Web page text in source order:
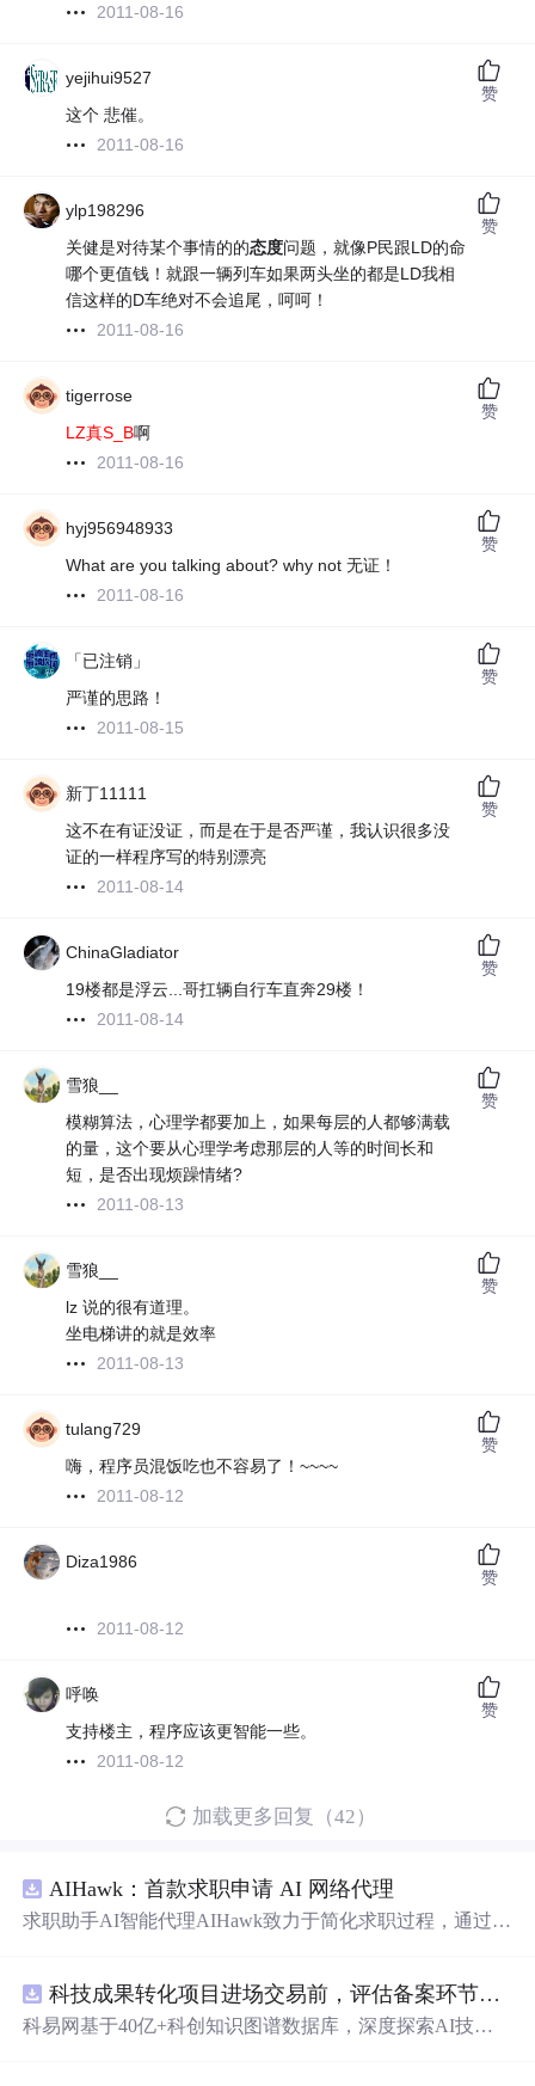
2011-08-16
yejihui9527
这个 悲催。
2011-08-16
赞
ylp198296
关健是对待某个事情的的态度问题，就像P民跟LD的命
哪个更值钱！就跟一辆列车如果两头坐的都是LD我相
信这样的D车绝对不会追尾，呵呵！
2011-08-16
赞
tigerrose
LZ真S_B啊
2011-08-16
赞
hyj956948933
What are you talking about? why not 无证！
2011-08-16
赞
「已注销」
严谨的思路！
2011-08-15
赞
新丁11111
这不在有证没证，而是在于是否严谨，我认识很多没
证的一样程序写的特别漂亮
2011-08-14
赞
ChinaGladiator
19楼都是浮云...哥扛辆自行车直奔29楼！
2011-08-14
赞
雪狼__
模糊算法，心理学都要加上，如果每层的人都够满载
的量，这个要从心理学考虑那层的人等的时间长和
短，是否出现烦躁情绪?
2011-08-13
赞
雪狼__
lz 说的很有道理。
坐电梯讲的就是效率
2011-08-13
赞
tulang729
嗨，程序员混饭吃也不容易了！~~~~
2011-08-12
赞
Diza1986
2011-08-12
赞
呼唤
支持楼主，程序应该更智能一些。
2011-08-12
赞
加载更多回复（42）
AIHawk：首款求职申请 AI 网络代理
求职助手AI智能代理AIHawk致力于简化求职过程，通过自
科技成果转化项目进场交易前，评估备案环节需要准备哪些材料？.docx
科易网基于40亿+科创知识图谱数据库，深度探索AI技术